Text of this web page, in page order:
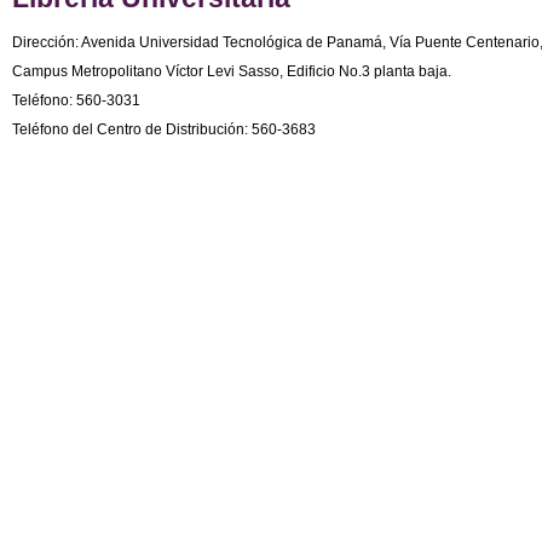
Dirección: Avenida Universidad Tecnológica de Panamá, Vía Puente Centenario,
Campus Metropolitano Víctor Levi Sasso, Edificio No.3 planta baja.
Teléfono: 560-3031
Teléfono del Centro de Distribución: 560-3683